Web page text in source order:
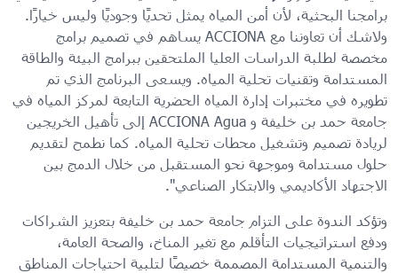
برامجنا البحثية، لأن أمن المياه يمثل تحديًا وجوديًا وليس خيارًا.
ولاشك أن تعاوننا مع ACCIONA يساهم في تصميم برامج
مخصصة لطلبة الدراسات العليا الملتحقين ببرامج البيئة والطاقة
المستدامة وتقنيات تحلية المياه. ويسعى البرنامج الذي تم
تطويره في مختبرات إدارة المياه الحضرية التابعة لمركز المياه في
جامعة حمد بن خليفة و ACCIONA Agua إلى تأهيل الخريجين
لريادة تصميم وتشغيل محطات تحلية المياه. كما نطمح لتقديم
حلول مستدامة وموجهة نحو المستقبل من خلال الدمج بين
الاجتهاد الأكاديمي والابتكار الصناعي".
وتؤكد الندوة على التزام جامعة حمد بن خليفة بتعزيز الشراكات
ودفع استراتيجيات التأقلم مع تغير المناخ، والصحة العامة،
والتنمية المستدامة المصممة خصيصًا لتلبية احتياجات المناطق